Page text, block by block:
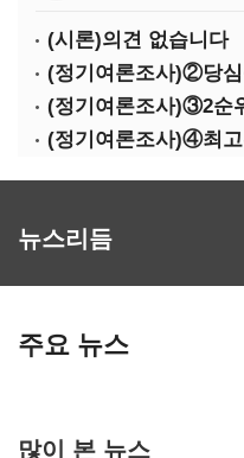
(시론)의견 없습니다
뉴스리듬
주요 뉴스
많이 본 뉴스